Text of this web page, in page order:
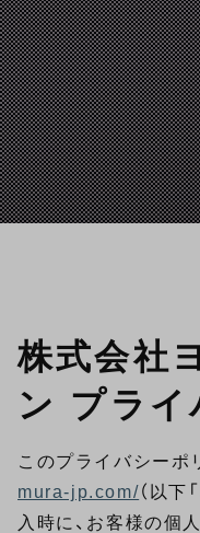
株式会社
ン プライ
このプライバシーポ
mura-jp.com/（以下
入時に、お客様の個